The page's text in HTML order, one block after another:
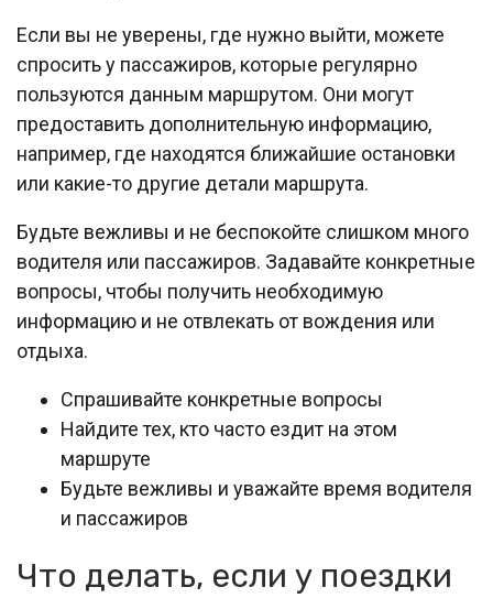
Если вы не уверены, где нужно выйти, можете
спросить у пассажиров, которые регулярно
пользуются данным маршрутом. Они могут
предоставить дополнительную информацию,
например, где находятся ближайшие остановки
или какие-то другие детали маршрута.
Будьте вежливы и не беспокойте слишком много
водителя или пассажиров. Задавайте конкретные
вопросы, чтобы получить необходимую
информацию и не отвлекать от вождения или
отдыха.
Спрашивайте конкретные вопросы
Найдите тех, кто часто ездит на этом
маршруте
Будьте вежливы и уважайте время водителя
и пассажиров
Что делать, если у поездки